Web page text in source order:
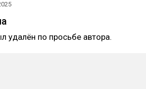
удалён по просьбе автора.